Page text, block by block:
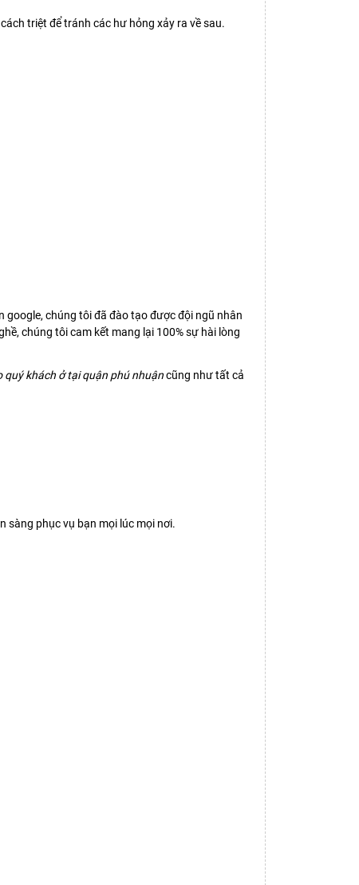
triệt để tránh các hư hỏng xảy ra về sau.
google, chúng tôi đã đào tạo được đội ngũ nhân
chúng tôi cam kết mang lại 100% sự hài lòng
quý khách ở tại quận phú nhuậncũng như tất cả
sàng phục vụ bạn mọi lúc mọi nơi.